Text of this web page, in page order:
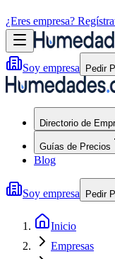
¿Eres empresa?
Soy empresa Pedir
Directorio de
Guías de Precios
Blog
Soy empresa Pedir
Inicio
Empresas